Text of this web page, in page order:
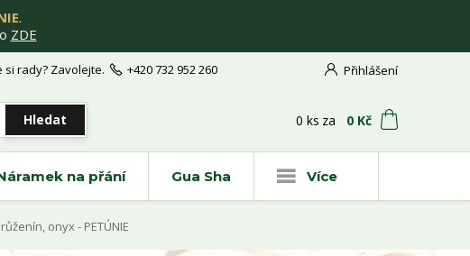
.
ZDE
Přihlášení
Hledat
si rady? Zavolejte. +420 732 952 260
0 ks za 0 Kč
na přání Gua Sha Více
onyx - PETÚNIE